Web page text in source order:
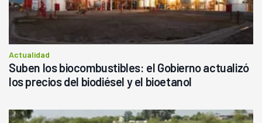
Actualidad
Suben los biocombustibles: el Gobierno actualizó
los precios del biodiésel y el bioetanol